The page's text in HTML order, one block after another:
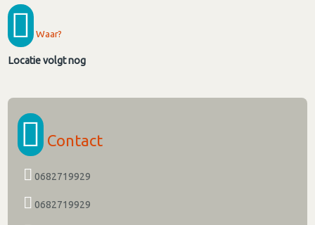
Waar?
Locatie volgt nog
Contact
0682719929
0682719929